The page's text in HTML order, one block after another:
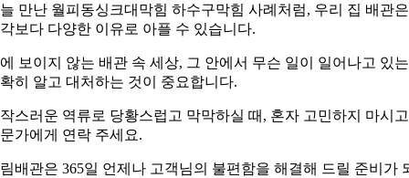
만난 월피동싱크대막힘 하수구막힘 사례처럼, 우리 집 배관은
보다 다양한 이유로 아플 수 있습니다.
보이지 않는 배관 속 세상, 그 안에서 무슨 일이 일어나고 있
히 알고 대처하는 것이 중요합니다.
스러운 역류로 당황스럽고 막막하실 때, 혼자 고민하지 마시고
가에게 연락 주세요.
배관은 365일 언제나 고객님의 불편함을 해결해 드릴 준비가